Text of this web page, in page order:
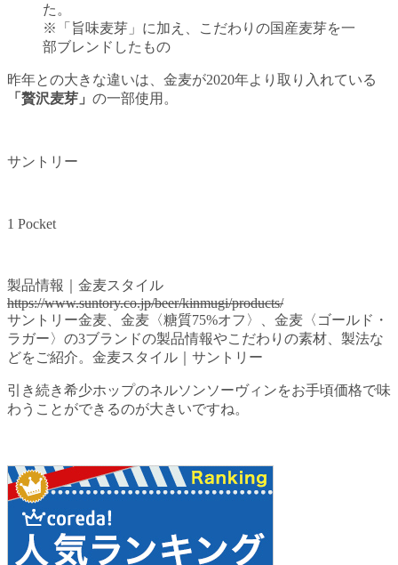
た。
※「旨味麦芽」に加え、こだわりの国産麦芽を一
部ブレンドしたもの
昨年との大きな違いは、金麦が2020年より取り入れている
「贅沢麦芽」 の一部使用。
サントリー
1 Pocket
製品情報｜金麦スタイル
https://www.suntory.co.jp/beer/kinmugi/products/
サントリー金麦、金麦〈糖質75%オフ〉、金麦〈ゴールド・
ラガー〉の3ブランドの製品情報やこだわりの素材、製法な
どをご紹介。金麦スタイル｜サントリー
引き続き希少ホップのネルソンソーヴィンをお手頃価格で味
わうことができるのが大きいですね。